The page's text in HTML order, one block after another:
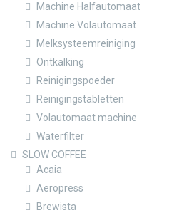
Machine Halfautomaat
Machine Volautomaat
Melksysteemreiniging
Ontkalking
Reinigingspoeder
Reinigingstabletten
Volautomaat machine
Waterfilter
SLOW COFFEE
Acaia
Aeropress
Brewista